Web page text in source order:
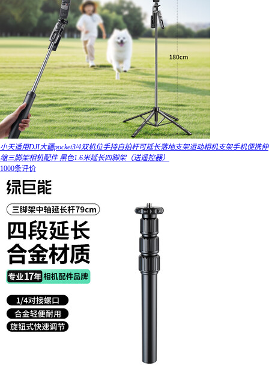
小天适用DJI大疆pocket3/4双机位手持自拍杆可延长落地支架运动相机支架手机便携伸
缩三脚架相机配件 黑色1.6米延长四脚架（送遥控器）
1000条评价